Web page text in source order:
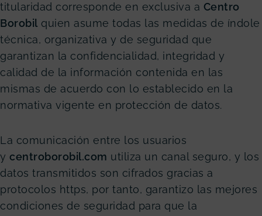
titularidad corresponde en exclusiva a Centro
Borobil quien asume todas las medidas de índole
técnica, organizativa y de seguridad que
garantizan la confidencialidad, integridad y
calidad de la información contenida en las
mismas de acuerdo con lo establecido en la
normativa vigente en protección de datos.
La comunicación entre los usuarios
y centroborobil.com utiliza un canal seguro, y los
datos transmitidos son cifrados gracias a
protocolos https, por tanto, garantizo las mejores
condiciones de seguridad para que la